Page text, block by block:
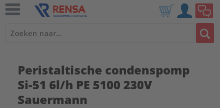
Peristaltische condenspomp
Si-51 6l/h PE 5100 230V
Sauermann